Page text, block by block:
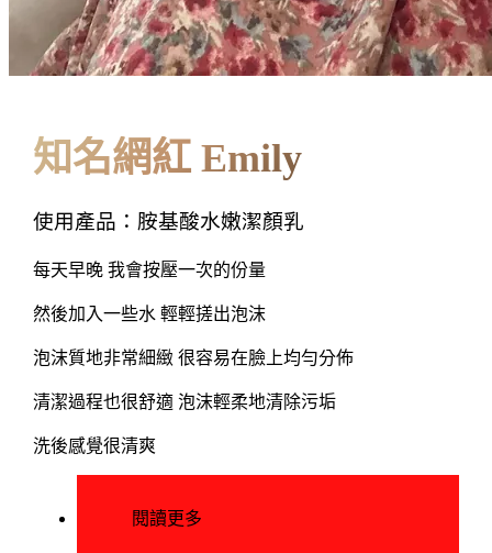
知名網紅 Emily
使用產品：胺基酸水嫩潔顏乳
每天早晚 我會按壓一次的份量
然後加入一些水 輕輕搓出泡沫
泡沫質地非常細緻 很容易在臉上均勻分佈
清潔過程也很舒適 泡沫輕柔地清除污垢
洗後感覺很清爽
閱讀更多